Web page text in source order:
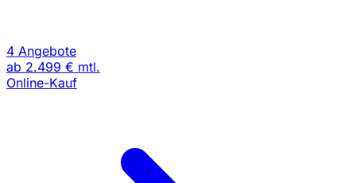
4 Angebote
ab 2.499 € mtl.
Online-Kauf